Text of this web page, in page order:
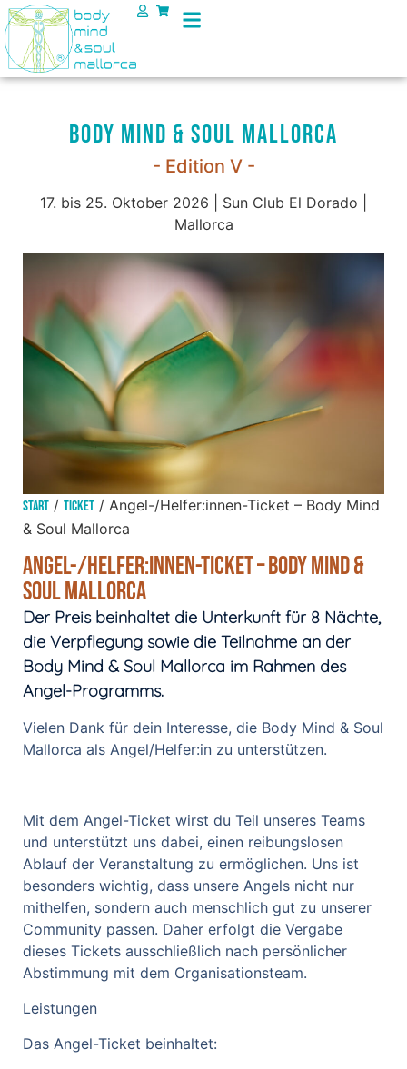
Body Mind & Soul Mallorca
- Edition V -
17. bis 25. Oktober 2026 | Sun Club El Dorado |
Mallorca
Start / Ticket / Angel-/Helfer:innen-Ticket – Body Mind
& Soul Mallorca
Angel-/Helfer:innen-Ticket – Body Mind &
Soul Mallorca
Der Preis beinhaltet die Unterkunft für 8 Nächte,
die Verpflegung sowie die Teilnahme an der
Body Mind & Soul Mallorca im Rahmen des
Angel-Programms.
Vielen Dank für dein Interesse, die Body Mind & Soul
Mallorca als Angel/Helfer:in zu unterstützen.
Mit dem Angel-Ticket wirst du Teil unseres Teams
und unterstützt uns dabei, einen reibungslosen
Ablauf der Veranstaltung zu ermöglichen. Uns ist
besonders wichtig, dass unsere Angels nicht nur
mithelfen, sondern auch menschlich gut zu unserer
Community passen. Daher erfolgt die Vergabe
dieses Tickets ausschließlich nach persönlicher
Abstimmung mit dem Organisationsteam.
Leistungen
Das Angel-Ticket beinhaltet: